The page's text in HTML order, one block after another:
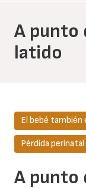
A punto
latido
A punto
El bebé también
Pérdida perinatal